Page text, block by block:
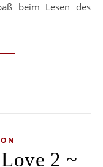
beim Lesen des
2 ~